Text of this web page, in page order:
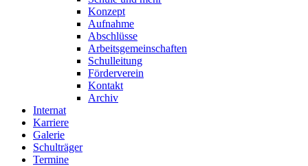
Konzept
Aufnahme
Abschlüsse
Arbeitsgemeinschaften
Schulleitung
Förderverein
Kontakt
Archiv
Internat
Karriere
Galerie
Schulträger
Termine